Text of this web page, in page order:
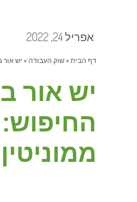
אפריל 24, 2022
דף הבית»שוק העבודה » יש אור
יש אור